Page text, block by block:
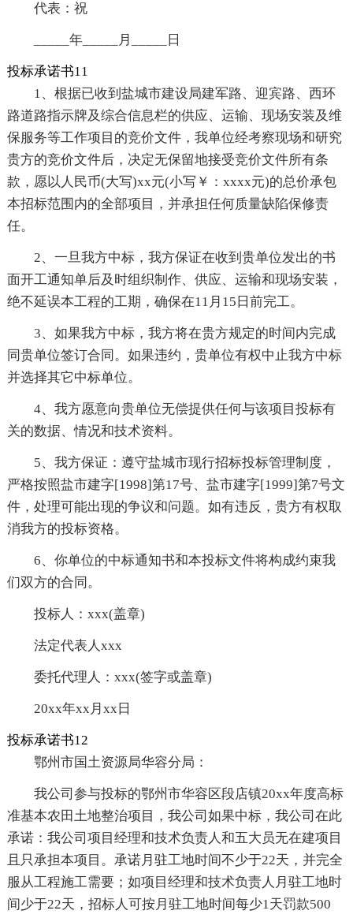
代表：祝
_____年_____月_____日
投标承诺书11
1、根据已收到盐城市建设局建军路、迎宾路、西环
路道路指示牌及综合信息栏的供应、运输、现场安装及维
保服务等工作项目的竞价文件，我单位经考察现场和研究
贵方的竞价文件后，决定无保留地接受竞价文件所有条
款，愿以人民币(大写)xx元(小写￥：xxxx元)的总价承包
本招标范围内的全部项目，并承担任何质量缺陷保修责
任。
2、一旦我方中标，我方保证在收到贵单位发出的书
面开工通知单后及时组织制作、供应、运输和现场安装，
绝不延误本工程的工期，确保在11月15日前完工。
3、如果我方中标，我方将在贵方规定的时间内完成
同贵单位签订合同。如果违约，贵单位有权中止我方中标
并选择其它中标单位。
4、我方愿意向贵单位无偿提供任何与该项目投标有
关的数据、情况和技术资料。
5、我方保证：遵守盐城市现行招标投标管理制度，
严格按照盐市建字[1998]第17号、盐市建字[1999]第7号文
件，处理可能出现的争议和问题。如有违反，贵方有权取
消我方的投标资格。
6、你单位的中标通知书和本投标文件将构成约束我
们双方的合同。
投标人：xxx(盖章)
法定代表人xxx
委托代理人：xxx(签字或盖章)
20xx年xx月xx日
投标承诺书12
鄂州市国土资源局华容分局：
我公司参与投标的鄂州市华容区段店镇20xx年度高标
准基本农田土地整治项目，我公司如果中标，我公司在此
承诺：我公司项目经理和技术负责人和五大员无在建项目
且只承担本项目。承诺月驻工地时间不少于22天，并完全
服从工程施工需要；如项目经理和技术负责人月驻工地时
间少于22天，招标人可按月驻工地时间每少1天罚款500